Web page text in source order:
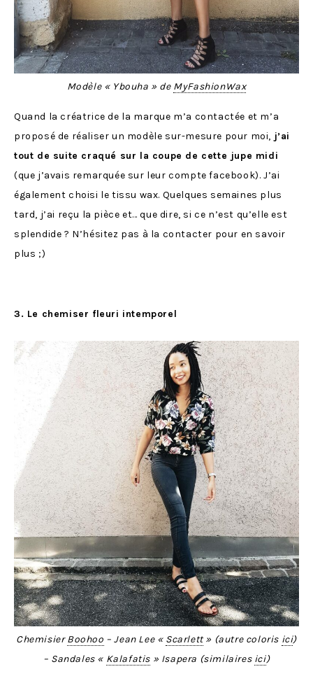
Modèle « Ybouha » de MyFashionWax
Quand la créatrice de la marque m’a contactée et m’a
proposé de réaliser un modèle sur-mesure pour moi, j’ai
tout de suite craqué sur la coupe de cette jupe midi
(que j’avais remarquée sur leur compte facebook). J’ai
également choisi le tissu wax. Quelques semaines plus
tard, j’ai reçu la pièce et… que dire, si ce n’est qu’elle est
splendide ? N’hésitez pas à la contacter pour en savoir
plus ;)
3. Le chemiser fleuri intemporel
ChemisierBoohoo – Jean Lee « Scarlett» (autre coloris ici)
– Sandales « Kalafatis» Isapera (similaires ici)